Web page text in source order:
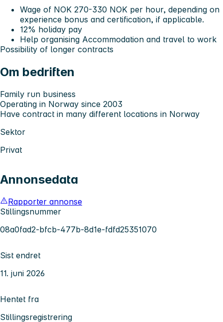
Wage of NOK 270-330 NOK per hour, depending on
experience bonus and certification, if applicable.
12% holiday pay
Help organising Accommodation and travel to work
Possibility of longer contracts
Om bedriften
Family run business
Operating in Norway since 2003
Have contract in many different locations in Norway
Sektor
Privat
Annonsedata
Rapporter annonse
Stillingsnummer
08a0fad2-bfcb-477b-8d1e-fdfd25351070
Sist endret
11. juni 2026
Hentet fra
Stillingsregistrering